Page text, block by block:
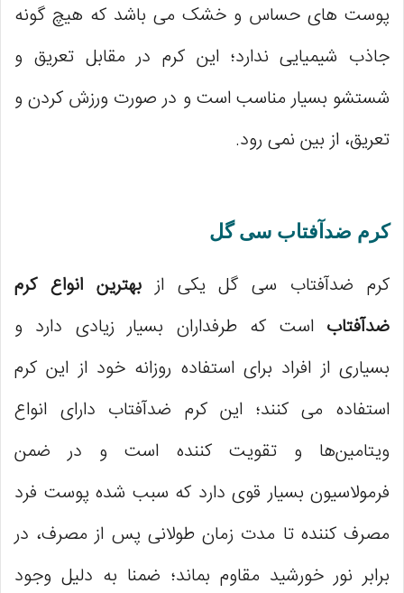
پوست های حساس و خشک می باشد که هیچ گونه
جاذب شیمیایی ندارد؛ این کرم در مقابل تعريق و
شستشو بسیار مناسب است و در صورت ورزش کردن و
تعریق، از بین نمی رود.
کرم ضدآفتاب سی گل
کرم ضدآفتاب سی گل یکی ازبهترین انواع کرم
ضدآفتاب است که طرفداران بسیار زیادی دارد و
بسیاری از افراد برای استفاده روزانه خود از این کرم
استفاده می کنند؛ این کرم ضدآفتاب دارای انواع
ویتامین‌ها و تقویت کننده است و در ضمن
فرمولاسیون بسیار قوی دارد که سبب شده پوست فرد
مصرف کننده تا مدت زمان طولانی پس از مصرف، در
برابر نور خورشید مقاوم بماند؛ ضمنا به دلیل وجود